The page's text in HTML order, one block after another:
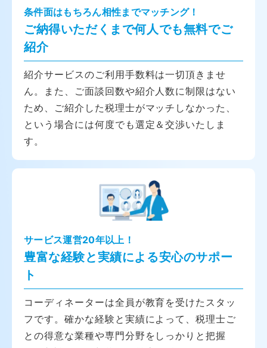
条件面はもちろん相性までマッチング！
ご納得いただくまで何人でも無料でご
紹介
紹介サービスのご利用手数料は一切頂きませ
ん。また、ご面談回数や紹介人数に制限はない
ため、ご紹介した税理士がマッチしなかった、
という場合には何度でも選定＆交渉いたしま
す。
サービス運営20年以上！
豊富な経験と実績による安心のサポー
ト
コーディネーターは全員が教育を受けたスタッ
フです。確かな経験と実績によって、税理士ご
との得意な業種や専門分野をしっかりと把握